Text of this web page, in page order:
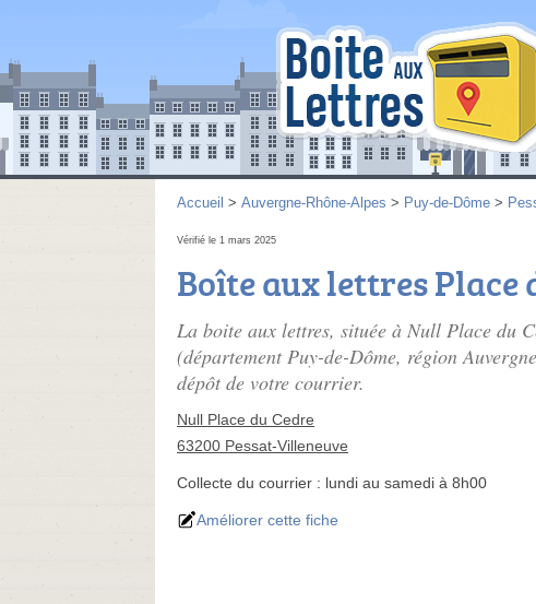
Accueil > Auvergne-Rhône-Alpes > Puy-de-Dôme >
Vérifié le 1 mars 2025
Boîte aux lettres Place
La boite aux lettres, située à Null Place du
(département Puy-de-Dôme, région
dépôt de votre courrier.
Null Place du Cedre
63200 Pessat-Villeneuve
Collecte du courrier : lundi au samedi à 8h00
Améliorer cette fiche